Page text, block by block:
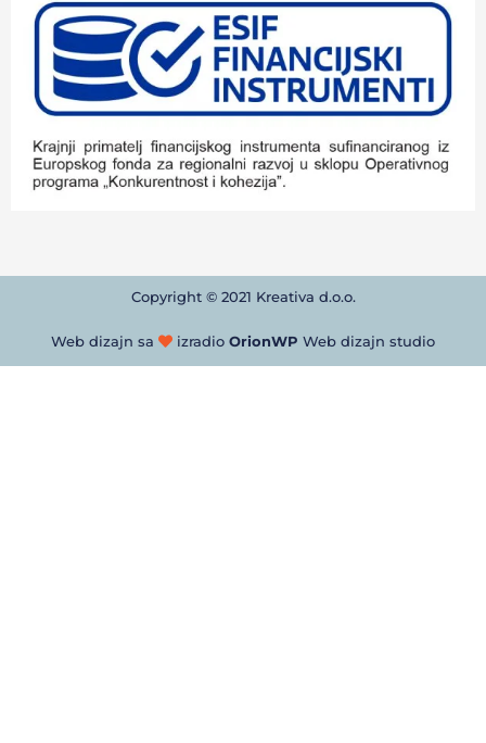
Copyright © 2021 Kreativa d.o.o.
Web dizajn sa izradio OrionWP Web dizajn studio